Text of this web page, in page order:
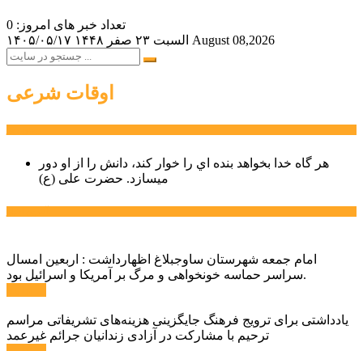
تعداد خبر های امروز: 0
۱۴۰۵/۰۵/۱۷
السبت ۲۳ صفر ۱۴۴۸ August 08,2026
اوقات شرعی
هر گاه خدا بخواهد بنده اي را خوار كند، دانش را از او دور
میسازد. حضرت علی (ع)
امام جمعه شهرستان ساوجبلاغ اظهارداشت : اربعین امسال
سراسر حماسه خونخواهی و مرگ بر آمریکا و اسرائیل بود.
یادداشتی برای ترویج فرهنگ جایگزینی هزینه‌های تشریفاتی مراسم
ترحیم با مشارکت در آزادی زندانیان جرائم غیرعمد